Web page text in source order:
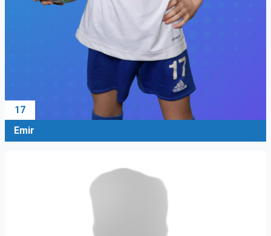
17
Emir